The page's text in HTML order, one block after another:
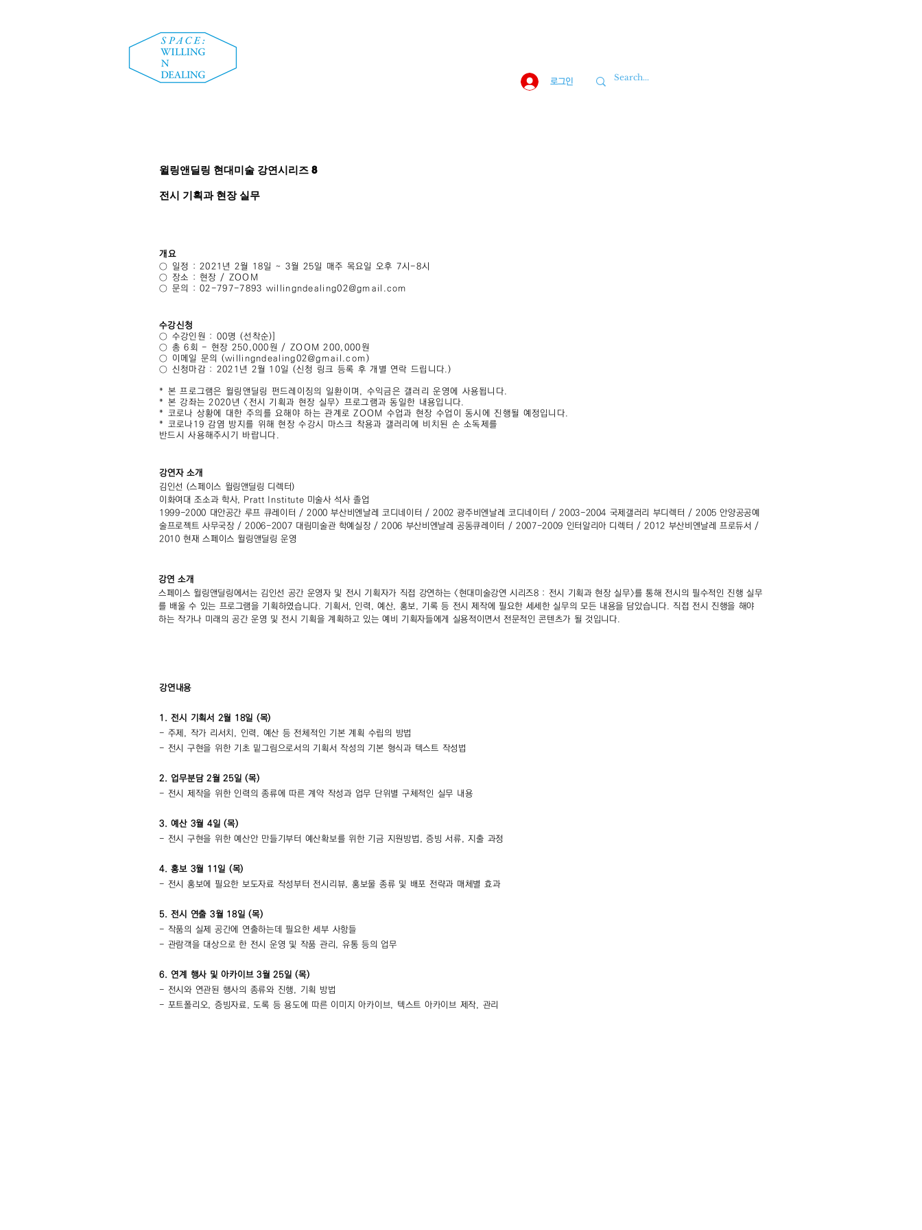
로그인
윌링앤딜링 현대미술 강연시리즈 8
전시 기획과 현장 실무
개요
○ 일정 : 2021년 2월 18일 ~ 3월 25일 매주 목요일 오후 7시-8시
○ 장소 : 현장 / ZOOM
○ 문의 : 02-797-7893 willingndealing02@gmail.com
수강신청
○ 수강인원 : 00명 (선착순)]
○ 총 6회 - 현장 250,000원 / ZOOM 200,000원
○ 이메일 문의 (willingndealing02@gmail.com)
○ 신청마감 : 2021년 2월 10일 (신청 링크 등록 후 개별 연락 드립니다.)
* 본 프로그램은 윌링앤딜링 펀드레이징의 일환이며, 수익금은 갤러리 운영에 사용됩니다.
* 본 강좌는 2020년 <전시 기획과 현장 실무> 프로그램과 동일한 내용입니다.
* 코로나 상황에 대한 주의를 요해야 하는 관계로 ZOOM 수업과 현장 수업이 동시에 진행될 예정입니다.
* 코로나19 감염 방지를 위해 현장 수강시 마스크 착용과 갤러리에 비치된 손 소독제를
반드시 사용해주시기 바랍니다.
강연자 소개
김인선 (스페이스 윌링앤딜링 디렉터)
이화여대 조소과 학사, Pratt Institute 미술사 석사 졸업
1999-2000 대안공간 루프 큐레이터 / 2000 부산비엔날레 코디네이터 / 2002 광주비엔날레 코디네이터 / 2003-2004 국제갤러리 부디렉터 / 2005 안양공공예
술프로젝트 사무국장 / 2006-2007 대림미술관 학예실장 / 2006 부산비엔날레 공동큐레이터 / 2007-2009 인터알리아 디렉터 / 2012 부산비엔날레 프로듀서 /
2010 현재 스페이스 윌링앤딜링 운영
강연 소개
스페이스 윌링앤딜링에서는 김인선 공간 운영자 및 전시 기획자가 직접 강연하는 <현대미술강연 시리즈8 : 전시 기획과 현장 실무>를 통해 전시의 필수적인 진행 실무
를 배울 수 있는 프로그램을 기획하였습니다. 기획서, 인력, 예산, 홍보, 기록 등 전시 제작에 필요한 세세한 실무의 모든 내용을 담았습니다. 직접 전시 진행을 해야
하는 작가나 미래의 공간 운영 및 전시 기획을 계획하고 있는 예비 기획자들에게 실용적이면서 전문적인 콘텐츠가 될 것입니다.
강연내용
1. 전시 기획서 2월 18일 (목)
- 주제, 작가 리서치, 인력, 예산 등 전체적인 기본 계획 수립의 방법
- 전시 구현을 위한 기초 밑그림으로서의 기획서 작성의 기본 형식과 텍스트 작성법
2. 업무분담 2월 25일 (목)
- 전시 제작을 위한 인력의 종류에 따른 계약 작성과 업무 단위별 구체적인 실무 내용
3. 예산 3월 4일 (목)
- 전시 구현을 위한 예산안 만들기부터 예산확보를 위한 기금 지원방법, 증빙 서류, 지출 과정
4. 홍보 3월 11일 (목)
- 전시 홍보에 필요한 보도자료 작성부터 전시리뷰, 홍보물 종류 및 배포 전략과 매체별 효과
5. 전시 연출 3월 18일 (목)
- 작품의 실제 공간에 연출하는데 필요한 세부 사항들
- 관람객을 대상으로 한 전시 운영 및 작품 관리, 유통 등의 업무
6. 연계 행사 및 아카이브 3월 25일 (목)
- 전시와 연관된 행사의 종류와 진행, 기획 방법
- 포트폴리오, 증빙자료, 도록 등 용도에 따른 이미지 아카이브, 텍스트 아카이브 제작, 관리